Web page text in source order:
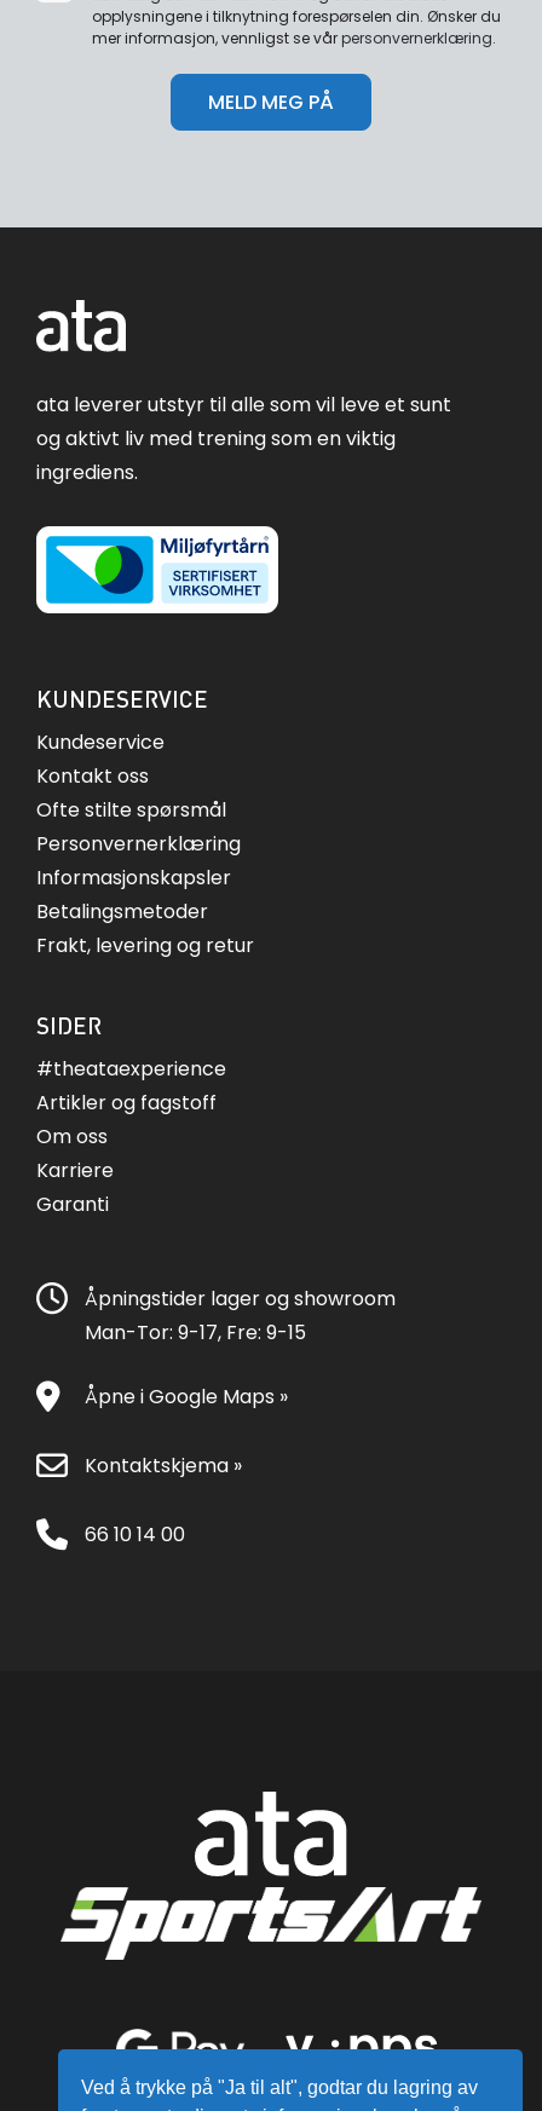
opplysningene i tilknytning forespørselen din. Ønsker du
mer informasjon, vennligst se vårpersonvernerklæring.
ata leverer utstyr til alle som vil leve et sunt
og aktivt liv med trening som en viktig
ingrediens.
KUNDESERVICE
Kundeservice
Kontakt oss
Ofte stilte spørsmål
Personvernerklæring
Informasjonskapsler
Betalingsmetoder
Frakt, levering og retur
SIDER
#theataexperience
Artikler og fagstoff
Om oss
Karriere
Garanti
Åpningstider lager og showroom
Man-Tor: 9-17, Fre: 9-15
Åpne i Google Maps »
Kontaktskjema »
66 10 14 00
Ved å trykke på "Ja til alt", godtar du lagring av